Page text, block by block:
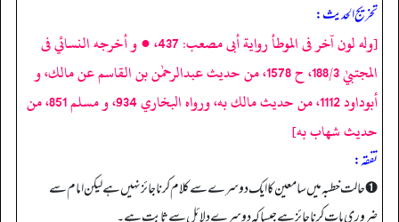
تخریج الحدیث:
[وله لون آخر فى الموطأ رواية أبى مصعب: 437، ● و أخرجه النسائي فى
المجتبيٰ 188/3، ح 1578، من حديث عبدالرحمٰن بن القاسم عن مالك، و
أبوداود 1112، من حديث مالك به، ورواه البخاري 934، و مسلم 851، من
حديث شهاب به]
تفقه:
➊ حالت خطبہ میں سامعین کا ایک دوسرے سے کلام کرنا جائز نہیں ہے لیکن امام سے